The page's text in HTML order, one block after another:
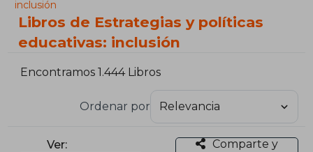
inclusión
Libros de Estrategias y políticas
educativas: inclusión
Encontramos 1.444 Libros
Ordenar por
Ver:
Comparte y